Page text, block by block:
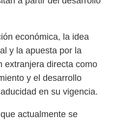
económica, la idea
y la apuesta por la
extranjera directa como
y el desarrollo
en su vigencia.
actualmente se